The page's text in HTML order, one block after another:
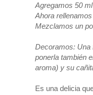
Agregamos 50
Ahora
Mezclamos un
Decoramos: Una
ponerla también
aroma) y su
Es una delicia